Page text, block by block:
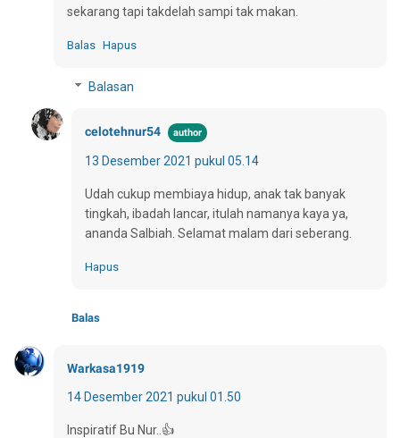
sekarang tapi takdelah sampi tak makan.
Balas Hapus
Balasan
celotehnur54
13 Desember 2021 pukul 05.14
Udah cukup membiaya hidup, anak tak banyak
tingkah, ibadah lancar, itulah namanya kaya ya,
ananda Salbiah. Selamat malam dari seberang.
Hapus
Balas
Warkasa1919
14 Desember 2021 pukul 01.50
Inspiratif Bu Nur..👍